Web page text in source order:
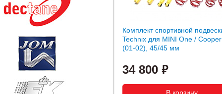
Комплект спортивной
Technix для MINI One /
(01-02), 45/45 мм
34 800